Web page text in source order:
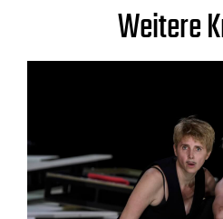
Weitere